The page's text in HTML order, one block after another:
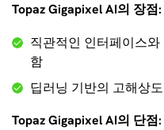
Topaz Gigapixel AI의 장점:
직관적인 인터페이스
함
딥러닝 기반의 고해상
Topaz Gigapixel AI의 단점: